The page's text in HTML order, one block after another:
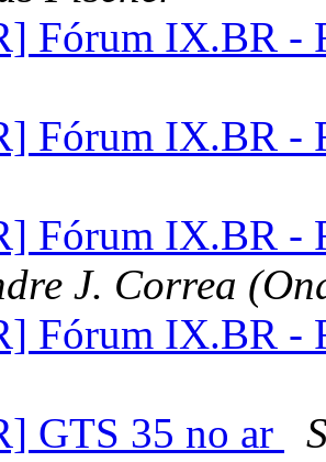
Fórum IX.BR -
Fórum IX.BR -
Fórum IX.BR -
J. Correa
Fórum IX.BR -
GTS 35 no ar